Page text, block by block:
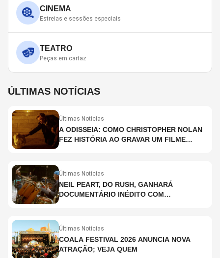
CINEMA
Estreias e sessões especiais
TEATRO
Peças em cartaz
ÚLTIMAS NOTÍCIAS
Últimas Notícias
A ODISSEIA: COMO CHRISTOPHER NOLAN
FEZ HISTÓRIA AO GRAVAR UM FILME
Últimas Notícias
NEIL PEART, DO RUSH, GANHARÁ
DOCUMENTÁRIO INÉDITO COM
Últimas Notícias
COALA FESTIVAL 2026 ANUNCIA NOVA
ATRAÇÃO; VEJA QUEM